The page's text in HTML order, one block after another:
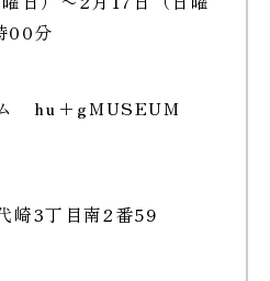
00分
ム hu+gMUSEUM
崎3丁目南2番59